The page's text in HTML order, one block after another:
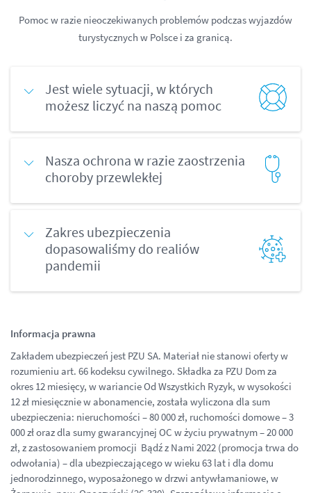
Pomoc w razie nieoczekiwanych problemów podczas wyjazdów
turystycznych w Polsce i za granicą.
Jest wiele sytuacji, w których
możesz liczyć na naszą pomoc
Nasza ochrona w razie zaostrzenia
choroby przewlekłej
Zakres ubezpieczenia
dopasowaliśmy do realiów
pandemii
Informacja prawna
Zakładem ubezpieczeń jest PZU SA. Materiał nie stanowi oferty w
rozumieniu art. 66 kodeksu cywilnego. Składka za PZU Dom za
okres 12 miesięcy, w wariancie Od Wszystkich Ryzyk, w wysokości
12 zł miesięcznie w abonamencie, została wyliczona dla sum
ubezpieczenia: nieruchomości – 80 000 zł, ruchomości domowe – 3
000 zł oraz dla sumy gwarancyjnej OC w życiu prywatnym – 20 000
zł, z zastosowaniem promocji Bądź z Nami 2022 (promocja trwa do
odwołania) – dla ubezpieczającego w wieku 63 lat i dla domu
jednorodzinnego, wyposażonego w drzwi antywłamaniowe, w